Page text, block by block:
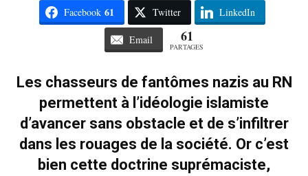
Facebook 61 Twitter LinkedIn
Email 61
PARTAGES
Les chasseurs de fantômes nazis au RN
permettent à l’idéologie islamiste
d’avancer sans obstacle et de s’infiltrer
dans les rouages de la société. Or c’est
bien cette doctrine suprémaciste,